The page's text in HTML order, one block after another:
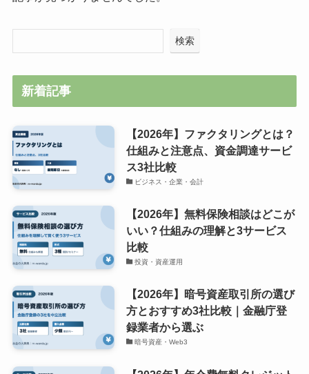
検索
新着記事
【2026年】ファクタリングとは？
仕組みと注意点、資金調達サービ
ス3社比較
ビジネス・企業・会計
【2026年】無料保険相談はどこが
いい？仕組みの理解と3サービス
比較
投資・資産運用
【2026年】暗号資産取引所の選び
方とおすすめ3社比較｜金融庁登
録業者から選ぶ
暗号資産・Web3